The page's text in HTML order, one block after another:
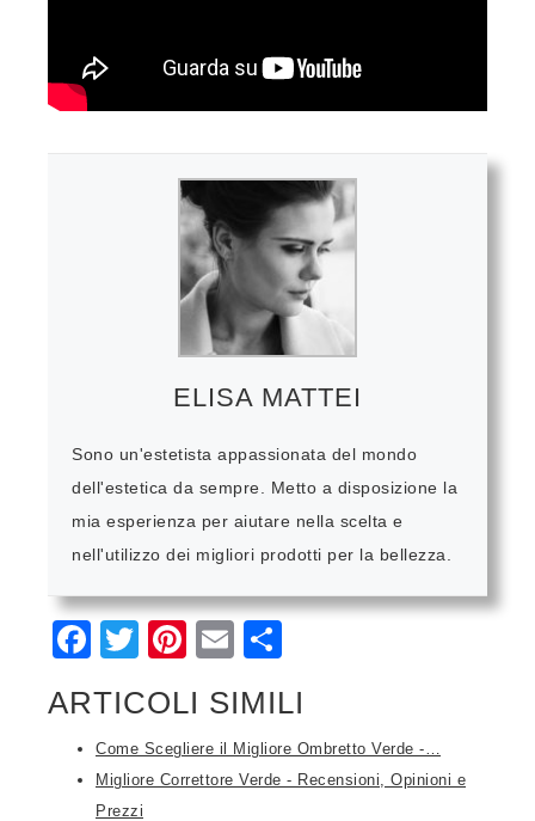
ELISA MATTEI
Sono un'estetista appassionata del mondo
dell'estetica da sempre. Metto a disposizione la
mia esperienza per aiutare nella scelta e
nell'utilizzo dei migliori prodotti per la bellezza.
Facebook
Twitter
Pinterest
Email
ARTICOLI SIMILI
Come Scegliere il Migliore Ombretto Verde -…
Migliore Correttore Verde - Recensioni, Opinioni e
Prezzi